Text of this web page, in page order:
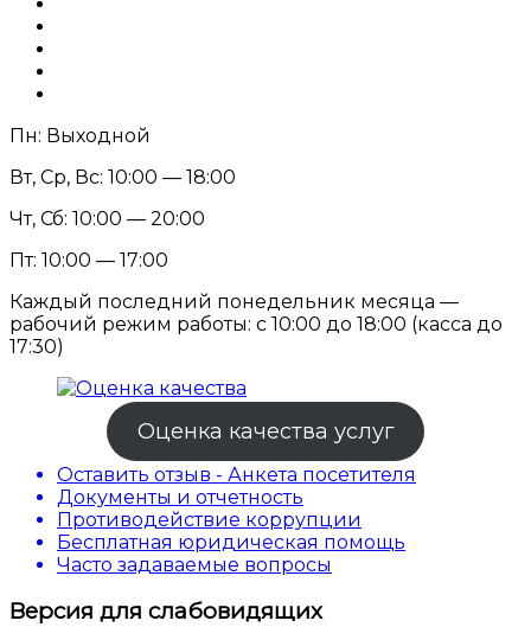
Пн: Выходной
Вт, Ср, Вс: 10:00 — 18:00
Чт, Сб: 10:00 — 20:00
Пт: 10:00 — 17:00
Каждый последний понедельник месяца —
рабочий режим работы: с 10:00 до 18:00 (касса до
17:30)
Оценка качества услуг
Оставить отзыв - Анкета посетителя
Документы и отчетность
Противодействие коррупции
Бесплатная юридическая помощь
Часто задаваемые вопросы
Версия для слабовидящих